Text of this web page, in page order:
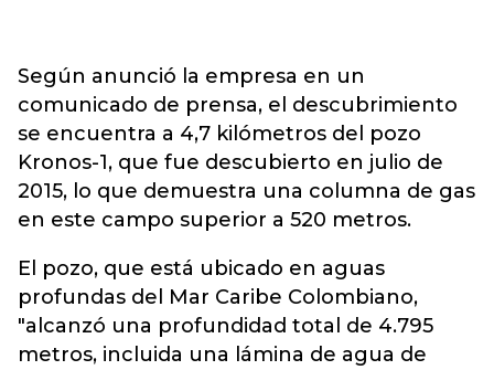
Según anunció la empresa en un
comunicado de prensa, el descubrimiento
se encuentra a 4,7 kilómetros del pozo
Kronos-1, que fue descubierto en julio de
2015, lo que demuestra una columna de gas
en este campo superior a 520 metros.
El pozo, que está ubicado en aguas
profundas del Mar Caribe Colombiano,
"alcanzó una profundidad total de 4.795
metros, incluida una lámina de agua de